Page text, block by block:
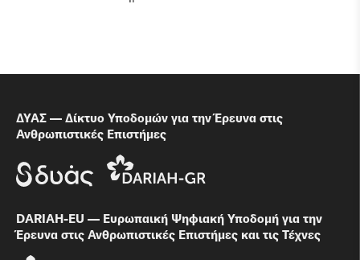
ΔΥΑΣ — Δίκτυο Υποδομών για την Έρευνα στις
Ανθρωπιστικές Επιστήμες
DARIAH-EU — Ευρωπαική Ψηφιακή Υποδομή για την
Έρευνα στις Ανθρωπιστικές Επιστήμες και τις Τέχνες